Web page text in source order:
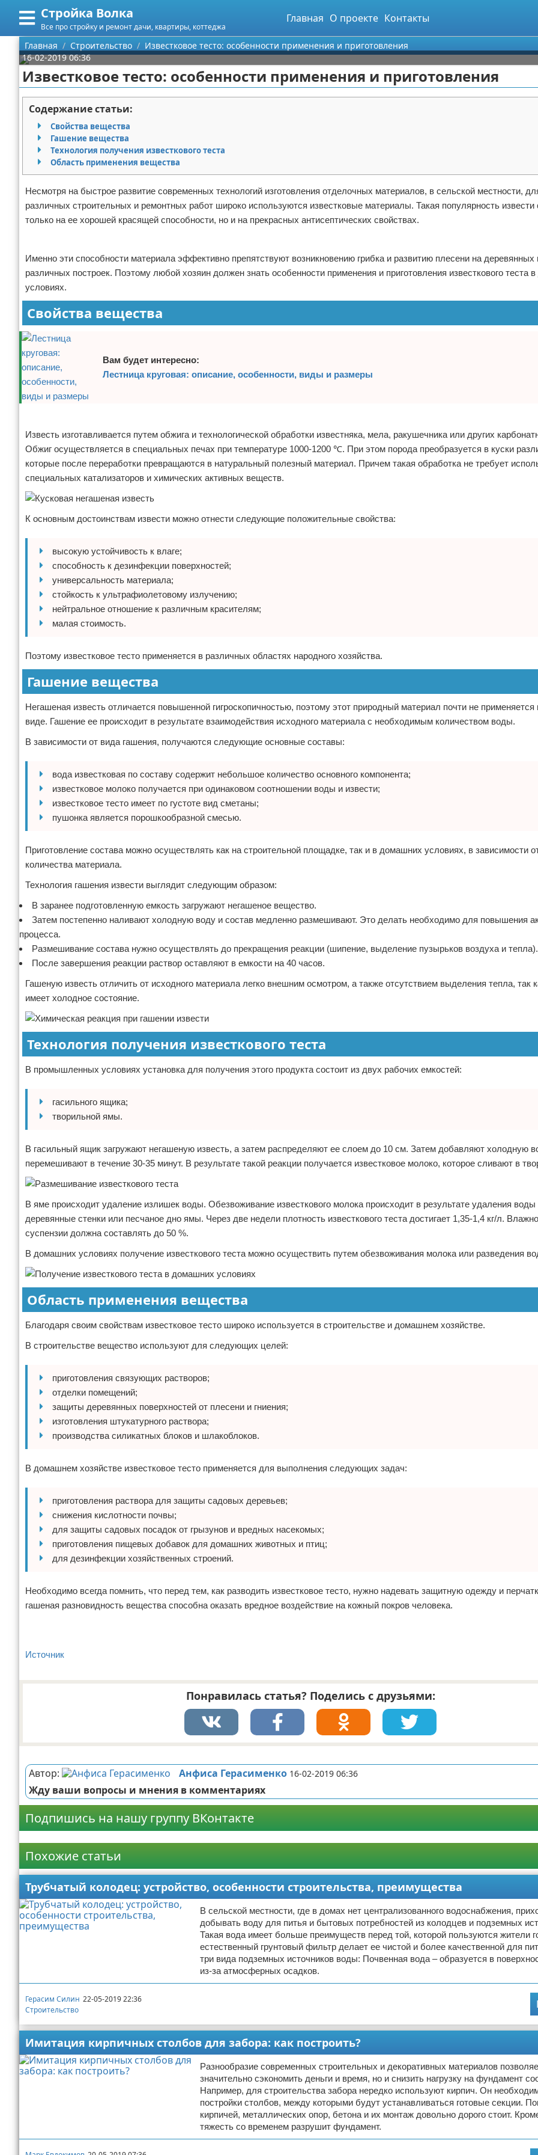
Стройка Волка
Все про стройку и ремонт дачи, квартиры, коттеджа
Главная О проекте Контакты
Меню
Главная
Категории
Строительство
Мебель
Интерьер и дизайн
Дизайн дачи
Дизайн квартиры
Кухня
Посуда
Ремонт
Ремонт квартиры
Ванная
Домашний быт
Коммунальные услуги
Сантехника
Безопасность
Стройматериалы
Поиск
О проекте
Контакты
Сотрудничество
Размещение рекламы
Условия предоставления информации
Отказ от ответственности
Главная Строительство
Известковое тесто: особенности применения и приготовления
16-02-2019 06:36
Известковое тесто: особенности применения и приготовления
Содержание статьи:
Свойства вещества
Гашение вещества
Технология получения известкового теста
Область применения вещества
Несмотря на быстрое развитие современных технологий изготовления отделочных материалов, в сельской местности,
различных строительных и ремонтных работ широко используются известковые материалы. Такая популярность извести
только на ее хорошей красящей способности, но и на прекрасных антисептических свойствах.
Именно эти способности материала эффективно препятствуют возникновению грибка и развитию плесени на деревянных
различных построек. Поэтому любой хозяин должен знать особенности применения и приготовления известкового теста
условиях.
Свойства вещества
Вам будет интересно:
Лестница круговая: описание, особенности, виды и размеры
Известь изготавливается путем обжига и технологической обработки известняка, мела, ракушечника или других
Обжиг осуществляется в специальных печах при температуре 1000-1200 ℃. При этом порода преобразуется в куски
которые после переработки превращаются в натуральный полезный материал. Причем такая обработка не требует
специальных катализаторов и химических активных веществ.
К основным достоинствам извести можно отнести следующие положительные свойства:
высокую устойчивость к влаге;
способность к дезинфекции поверхностей;
универсальность материала;
стойкость к ультрафиолетовому излучению;
нейтральное отношение к различным красителям;
малая стоимость.
Поэтому известковое тесто применяется в различных областях народного хозяйства.
Гашение вещества
Негашеная известь отличается повышенной гигроскопичностью, поэтому этот природный материал почти не применяется
виде. Гашение ее происходит в результате взаимодействия исходного материала с необходимым количеством воды.
В зависимости от вида гашения, получаются следующие основные составы:
вода известковая по составу содержит небольшое количество основного компонента;
известковое молоко получается при одинаковом соотношении воды и извести;
известковое тесто имеет по густоте вид сметаны;
пушонка является порошкообразной смесью.
Приготовление состава можно осуществлять как на строительной площадке, так и в домашних условиях, в зависимости
количества материала.
Технология гашения извести выглядит следующим образом:
В заранее подготовленную емкость загружают негашеное вещество.
Затем постепенно наливают холодную воду и состав медленно размешивают. Это делать необходимо для повышения
процесса.
Размешивание состава нужно осуществлять до прекращения реакции (шипение, выделение пузырьков воздуха и тепла).
После завершения реакции раствор оставляют в емкости на 40 часов.
Гашеную известь отличить от исходного материала легко внешним осмотром, а также отсутствием выделения тепла, так
имеет холодное состояние.
Технология получения известкового теста
В промышленных условиях установка для получения этого продукта состоит из двух рабочих емкостей:
гасильного ящика;
творильной ямы.
В гасильный ящик загружают негашеную известь, а затем распределяют ее слоем до 10 см. Затем добавляют холодную
перемешивают в течение 30-35 минут. В результате такой реакции получается известковое молоко, которое сливают в
В яме происходит удаление излишек воды. Обезвоживание известкового молока происходит в результате удаления воды
деревянные стенки или песчаное дно ямы. Через две недели плотность известкового теста достигает 1,35-1,4 кг/л.
суспензии должна составлять до 50 %.
В домашних условиях получение известкового теста можно осуществить путем обезвоживания молока или разведения
Область применения вещества
Благодаря своим свойствам известковое тесто широко используется в строительстве и домашнем хозяйстве.
В строительстве вещество используют для следующих целей:
приготовления связующих растворов;
отделки помещений;
защиты деревянных поверхностей от плесени и гниения;
изготовления штукатурного раствора;
производства силикатных блоков и шлакоблоков.
В домашнем хозяйстве известковое тесто применяется для выполнения следующих задач:
приготовления раствора для защиты садовых деревьев;
снижения кислотности почвы;
для защиты садовых посадок от грызунов и вредных насекомых;
приготовления пищевых добавок для домашних животных и птиц;
для дезинфекции хозяйственных строений.
Необходимо всегда помнить, что перед тем, как разводить известковое тесто, нужно надевать защитную одежду и
гашеная разновидность вещества способна оказать вредное воздействие на кожный покров человека.
Источник
Понравилась статья? Поделись с друзьями:
Автор: Анфиса Герасименко 16-02-2019 06:36
Жду ваши вопросы и мнения в комментариях
Подпишись на нашу группу ВКонтакте
Похожие статьи
Трубчатый колодец: устройство, особенности строительства, преимущества
В сельской местности, где в домах нет централизованного водоснабжения,
добывать воду для питья и бытовых потребностей из колодцев и подземных
Такая вода имеет больше преимуществ перед той, которой пользуются жители
естественный грунтовый фильтр делает ее чистой и более качественной для
три вида подземных источников воды: Почвенная вода – образуется в
из-за атмосферных осадков.
Герасим Силин 22-05-2019 22:36
Строительство
Имитация кирпичных столбов для забора: как построить?
Разнообразие современных строительных и декоративных материалов
значительно сэкономить деньги и время, но и снизить нагрузку на фундамент
Например, для строительства забора нередко используют кирпич. Он
постройки столбов, между которыми будут устанавливаться готовые секции.
кирпичей, металлических опор, бетона и их монтаж довольно дорого стоит.
тяжесть со временем разрушит фундамент.